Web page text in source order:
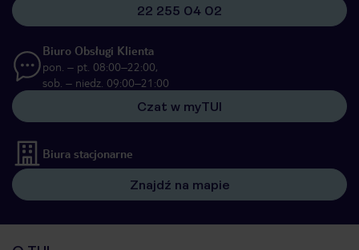
22 255 04 02
Biuro Obsługi Klienta
pon. – pt. 08:00–22:00,
sob. – niedz. 09:00–21:00
Czat w myTUI
Biura stacjonarne
Znajdź na mapie